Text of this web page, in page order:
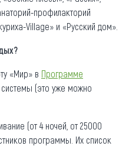
профилакторий
Village» и «Русский дом».
«Мир» в Программе
системы (это уже можно
(от 4 ночей, от 25000
программы. Их список